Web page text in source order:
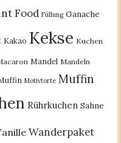
Food Füllung Ganache
Kakao Kekse Kuchen
Mandel Mandeln
Motivtorte Muffin
Rührkuchen Sahne
Wanderpaket